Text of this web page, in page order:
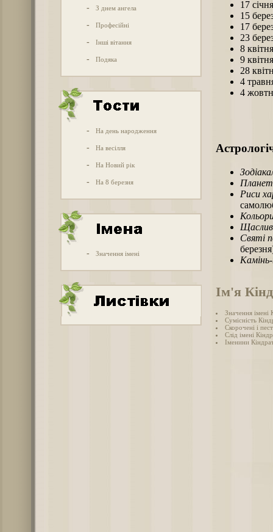
- З днем ангела
- Професійні
- Інші вітання
- Подяка
- На день народження
- На весілля
- На Новий рік
- На 8 березня
- Значення імені
17 січня
15
17
23
8 квітня
9 квітня
28
4
4
Риси
Святі
Ім'я
Значення імені
Сумісність
Скорочені і
Слід імені
Іменини